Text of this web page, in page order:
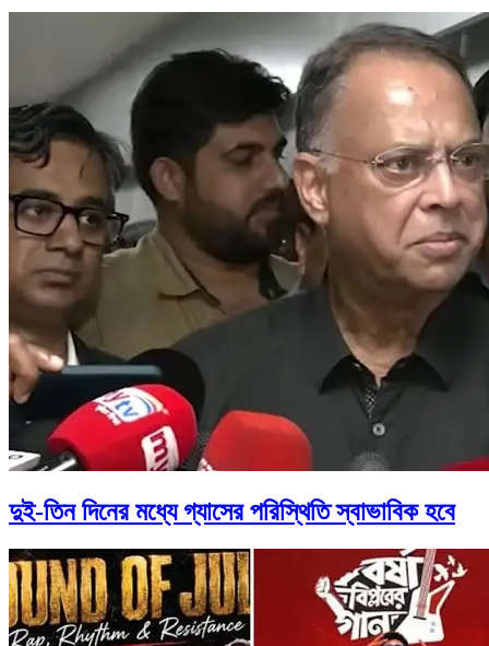
দুই-তিন দিনের মধ্যে গ্যাসের পরিস্থিতি স্বাভাবিক হবে